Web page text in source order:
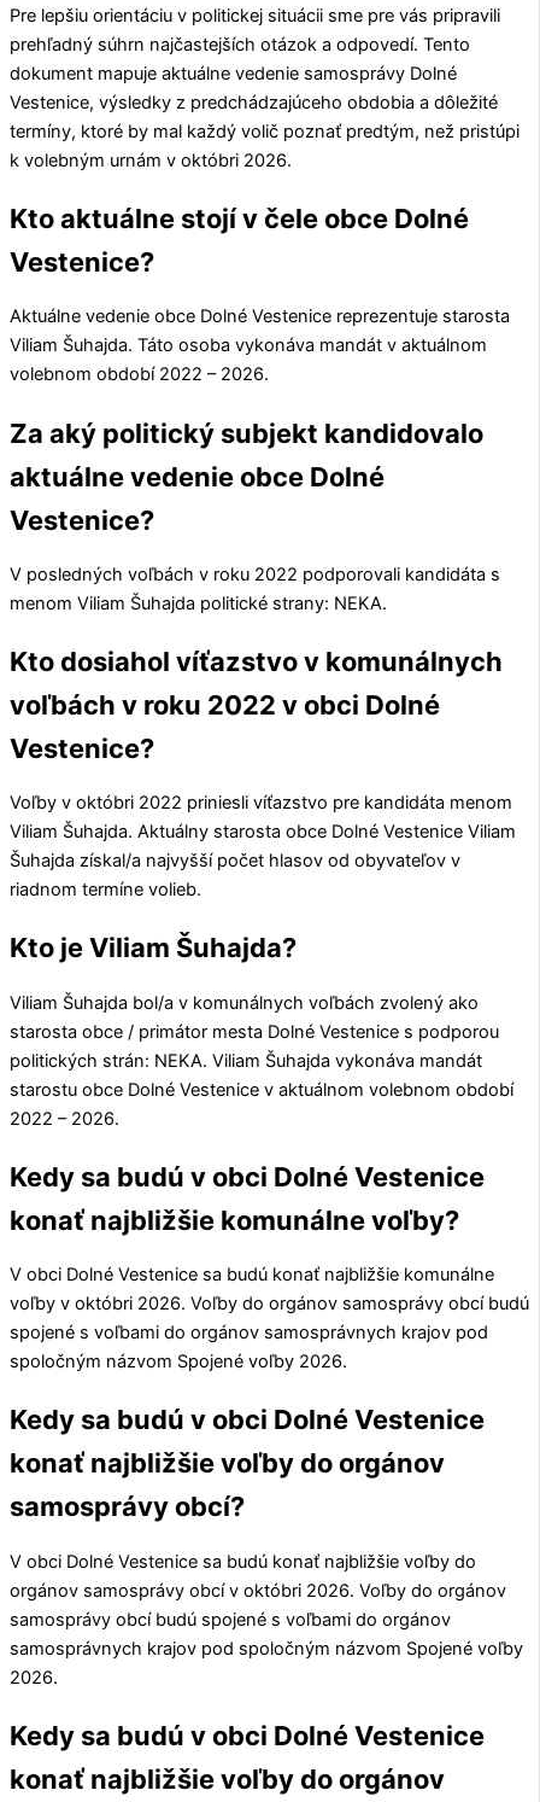
Pre lepšiu orientáciu v politickej situácii sme pre vás pripravili
prehľadný súhrn najčastejších otázok a odpovedí. Tento
dokument mapuje aktuálne vedenie samosprávy Dolné
Vestenice, výsledky z predchádzajúceho obdobia a dôležité
termíny, ktoré by mal každý volič poznať predtým, než pristúpi
k volebným urnám v októbri 2026.
Kto aktuálne stojí v čele obce Dolné
Vestenice?
Aktuálne vedenie obce Dolné Vestenice reprezentuje starosta
Viliam Šuhajda. Táto osoba vykonáva mandát v aktuálnom
volebnom období 2022 – 2026.
Za aký politický subjekt kandidovalo
aktuálne vedenie obce Dolné
Vestenice?
V posledných voľbách v roku 2022 podporovali kandidáta s
menom Viliam Šuhajda politické strany: NEKA.
Kto dosiahol víťazstvo v komunálnych
voľbách v roku 2022 v obci Dolné
Vestenice?
Voľby v októbri 2022 priniesli víťazstvo pre kandidáta menom
Viliam Šuhajda. Aktuálny starosta obce Dolné Vestenice Viliam
Šuhajda získal/a najvyšší počet hlasov od obyvateľov v
riadnom termíne volieb.
Kto je Viliam Šuhajda?
Viliam Šuhajda bol/a v komunálnych voľbách zvolený ako
starosta obce / primátor mesta Dolné Vestenice s podporou
politických strán: NEKA. Viliam Šuhajda vykonáva mandát
starostu obce Dolné Vestenice v aktuálnom volebnom období
2022 – 2026.
Kedy sa budú v obci Dolné Vestenice
konať najbližšie komunálne voľby?
V obci Dolné Vestenice sa budú konať najbližšie komunálne
voľby v októbri 2026. Voľby do orgánov samosprávy obcí budú
spojené s voľbami do orgánov samosprávnych krajov pod
spoločným názvom Spojené voľby 2026.
Kedy sa budú v obci Dolné Vestenice
konať najbližšie voľby do orgánov
samosprávy obcí?
V obci Dolné Vestenice sa budú konať najbližšie voľby do
orgánov samosprávy obcí v októbri 2026. Voľby do orgánov
samosprávy obcí budú spojené s voľbami do orgánov
samosprávnych krajov pod spoločným názvom Spojené voľby
2026.
Kedy sa budú v obci Dolné Vestenice
konať najbližšie voľby do orgánov